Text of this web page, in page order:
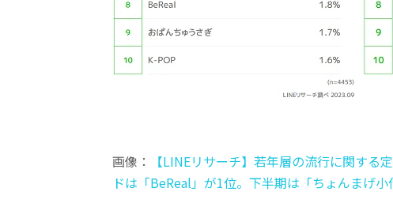
画像：
【LINEリサーチ】若年層の流行に関す
ドは「BeReal」が1位。下半期は「ちょんまげ